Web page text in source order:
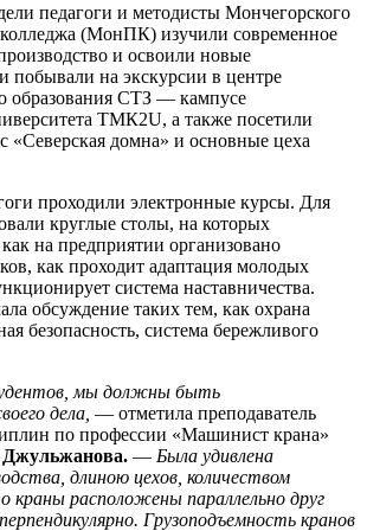
педагоги и методисты Мончегорского
колледжа (МонПК) изучили современное
и освоили новые
побывали на экскурсии в центре
образования СТЗ ― кампусе
ТМК2U, а также посетили
«Северская домна» и основные цеха
проходили электронные курсы. Для
круглые столы, на которых
на предприятии организовано
как проходит адаптация молодых
система наставничества.
обсуждение таких тем, как охрана
безопасность, система бережливого
мы должны быть
дела, ― отметила преподаватель
по профессии «Машинист крана»
Джульжанова. ― Была удивлена
длиною цехов, количеством
краны расположены параллельно друг
Грузоподъемность кранов